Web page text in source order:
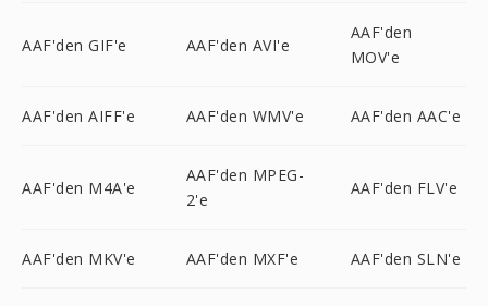
AAF'den GIF'e AAF'den AVI'e
AAF'den
MOV'e
AAF'den AIFF'e AAF'den WMV'e AAF'den AAC'e
AAF'den M4A'e
AAF'den MPEG-
2'e
AAF'den FLV'e
AAF'den MKV'e AAF'den MXF'e AAF'den SLN'e